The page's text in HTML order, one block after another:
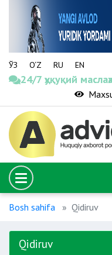
ЎЗ O‘Z RU EN
24/7 ҳуқуқий
Bosh sahifa Qidiruv
Qidiruv